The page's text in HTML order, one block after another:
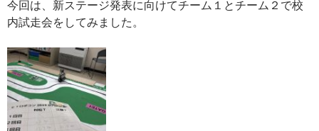
今回は、新ステージ発表に向けてチーム１とチーム２で校
内試走会をしてみました。